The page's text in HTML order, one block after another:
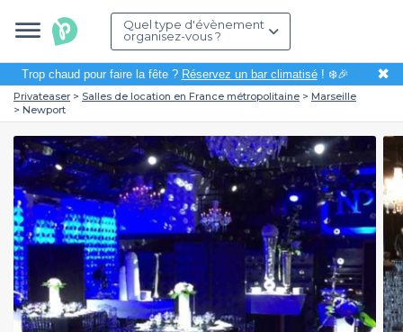
Quel type d'évènement
organisez-vous ?
Trop chaud pour faire la fête ? Réservez un bar climatisé! ❄️🎉 ✖
Privateaser Salles de location en France métropolitaine
Marseille
Newport